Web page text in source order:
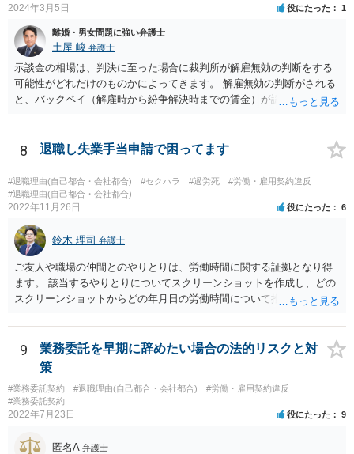
って異なります。 子会社の代表取締役が辞任を認めてくれるのであれ
ば，少なくとも法律上は，親会社（子会社にとっての株主）の承諾は
必要ありません。 なお，子会社の代表取締役には，取締役辞任の登記
をしてもらわなければなりません。 親会社が株主代表訴訟を提起する
ことは理論上可能ですが，あなたに対して追及できる責任は，あなた
自身が会社に対して追う責任（例えば任務懈怠責任）の範囲に留まり
ます。子会社の負債をあなたに負わせることはできません。 実際上問
いてくれないと，辞任の登記をするためには，最終的には訴訟を提起
2024年3月5日 役にたった 1
離婚・男女問題に強い弁護士
土屋 峻 弁護士
示談金の相場は、判決に至った場合に裁判所が解雇無効の判断をする
可能性がどれだけのものかによってきます。 解雇無効の判断がされる
と、バックペイ（解雇時から紛争解決時までの賃金）が認められるの
準となります。解決金の基準は、半年から１年程度の賃金相当額くら
いだと思います。 この件は、弁護士に具体的な内容について、ご相談
8 退職し失業手当申請で困ってます
#退職理由(自己都合・会社都合) #セクハラ #過労死
#労働・雇用契約違反
#退職理由(自己都合・会社都合)
2022年11月26日 役にたった 6
鈴木 理司 弁護士
ご友人や職場の仲間とのやりとりは、労働時間に関する証拠となり得
ます。 該当するやりとりについてスクリーンショットを作成し、どの
スクリーンショットからどの年月日の労働時間について推定できるか
9
業務委託を早期に辞めたい場合の法的リスクと対
策
#業務委託契約 #退職理由(自己都合・会社都合)
#労働・雇用契約違反
#業務委託契約
2022年7月23日 役にたった 9
匿名A 弁護士